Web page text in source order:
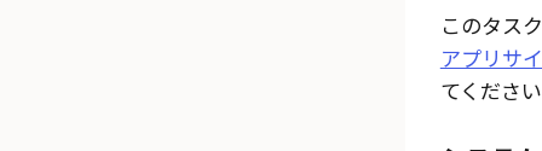
このタス
アプリサ
てくださ